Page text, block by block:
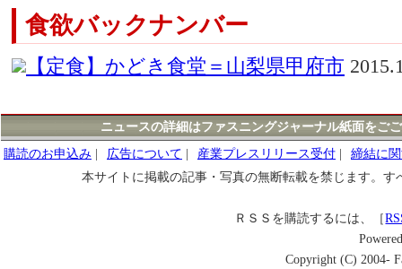
食欲バックナンバー
【定食】かどき食堂＝山梨県甲府市
ニュースの詳細はファスニングジャーナル紙面をご
購読のお申込み
広告について 産業プレスリリース受付
締結に
本サイトに掲載の記事・写真の無断転載を禁じます。
ＲＳＳを購読するには、［
Copyright (C) 2004-